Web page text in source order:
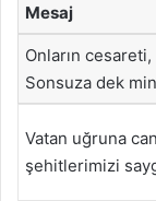
Mesaj
Onların
Sonsuza dek
Vatan uğruna
şehitlerimizi